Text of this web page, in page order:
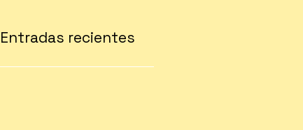
Entradas recientes